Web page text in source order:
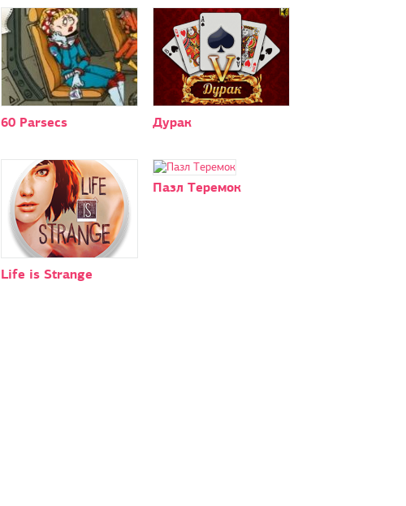
60 Parsecs Дурак
Life is Strange
Пазл Теремок